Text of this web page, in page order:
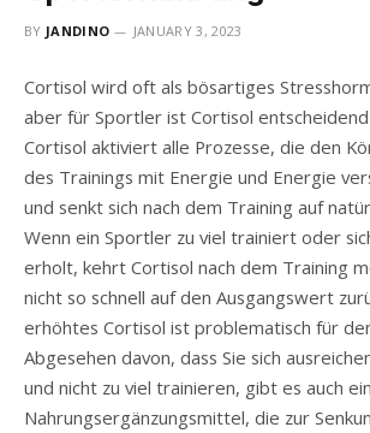
BY JANDINO JANUARY 3, 2023
Cortisol wird oft als bösartiges
aber für Sportler ist Cortisol
Cortisol aktiviert alle Prozesse, die den
des Trainings mit Energie und Energie
und senkt sich nach dem Training auf
Wenn ein Sportler zu viel trainiert oder
erholt, kehrt Cortisol nach dem Training
nicht so schnell auf den Ausgangswert
erhöhtes Cortisol ist problematisch für
Abgesehen davon, dass Sie sich
und nicht zu viel trainieren, gibt es auch
Nahrungsergänzungsmittel, die zur